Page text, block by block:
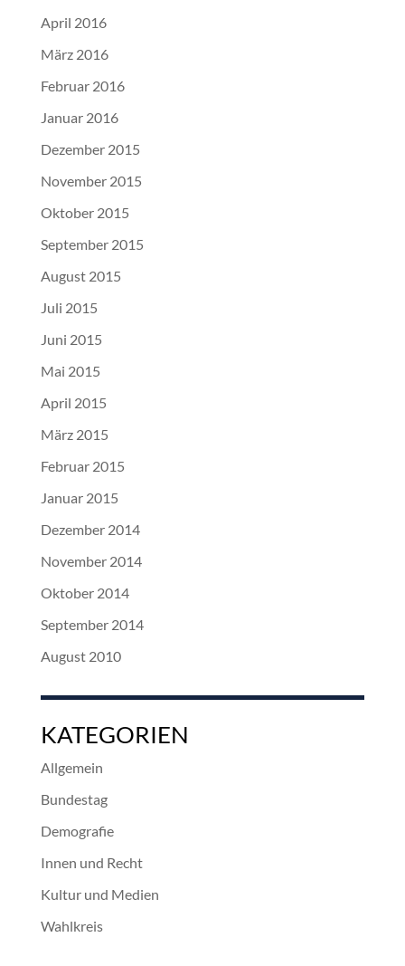
April 2016
März 2016
Februar 2016
Januar 2016
Dezember 2015
November 2015
Oktober 2015
September 2015
August 2015
Juli 2015
Juni 2015
Mai 2015
April 2015
März 2015
Februar 2015
Januar 2015
Dezember 2014
November 2014
Oktober 2014
September 2014
August 2010
KATEGORIEN
Allgemein
Bundestag
Demografie
Innen und Recht
Kultur und Medien
Wahlkreis